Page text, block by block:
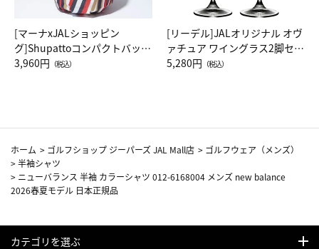
[マーナxJALショッピン
グ]Shupattoコンパクトバッグ
Drop JAL客室乗務員（LC）ス
3,960円 （税込）
[リーデル]JALオリジナル オヴ
ァチュア ワイングラス2脚セッ
ト（レッドワイン）
5,280円 （税込）
ホーム > ゴルフショップ ジーパーズ JAL Mall店 > ゴルフウェア（メンズ）
>半袖シャツ
> ニューバランス 半袖 カラーシャツ 012-6168004 メンズ new balance
2026春夏モデル 日本正規品
カテゴリを選ぶ